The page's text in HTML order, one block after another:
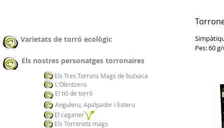
Varietats de torró ecològic
Els nostres personatges torronaires
Els Tres Torrons Mags de butxaca
L'Olentzero
El tió de torró
Anguleru, Apalpador i Esteru
El caganer
Els Torronets mags
Pes: 60